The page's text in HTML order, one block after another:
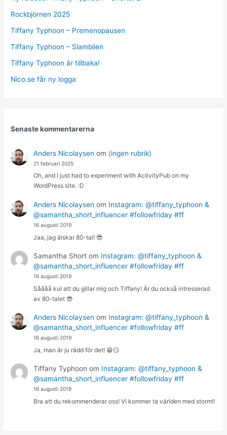
Rockbjörnen 2025
Tiffany Typhoon – Premenopausen
Tiffany Typhoon – Slambilen
Tiffany Typhoon är tillbaka!
Nico.se får ny logga
Senaste kommentarerna
Anders Nicolaysen om (ingen rubrik)
21 februari 2025
Oh, and I just had to experiment with ActivityPub on my
WordPress site. :D
Anders Nicolaysen om Instagram: @tiffany_typhoon &
@samantha_short_influencer #followfriday #ff
16 augusti 2019
Jaa, jag älskar 80-tal! 😎
Samantha Shortom Instagram: @tiffany_typhoon &
@samantha_short_influencer #followfriday #ff
16 augusti 2019
Såååå kul att du gillar mig och Tiffany! Är du också intresserad
av 80-talet 😎
Anders Nicolaysen om Instagram: @tiffany_typhoon &
@samantha_short_influencer #followfriday #ff
16 augusti 2019
Ja, man är ju rädd för det! 😁😏
Tiffany Typhoon om Instagram: @tiffany_typhoon &
@samantha_short_influencer #followfriday #ff
16 augusti 2019
Bra att du rekommenderar oss! Vi kommer ta världen med storm!!